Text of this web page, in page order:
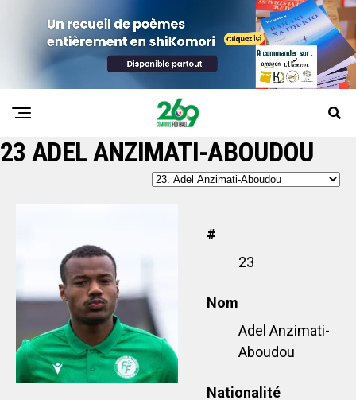
23 ADEL ANZIMATI-ABOUDOU
#
23
Nom
Adel Anzimati-
Aboudou
Nationalité